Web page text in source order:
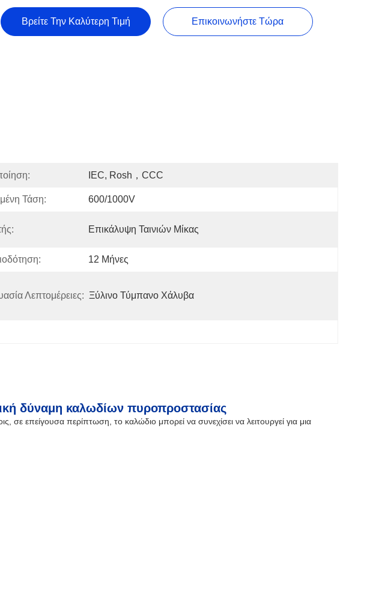
Βρείτε Την Καλύτερη Τιμή Επικοινωνήστε Τώρα
IEC, Rosh，CCC
Τάση: 600/1000V
Επικάλυψη Ταινιών Μίκας
12 Μήνες
Λεπτομέρειες: Ξύλινο Τύμπανο Χάλυβα
δύναμη καλωδίων πυροπροστασίας
σε επείγουσα περίπτωση, το καλώδιο μπορεί να συνεχίσει να λειτουργεί για μια